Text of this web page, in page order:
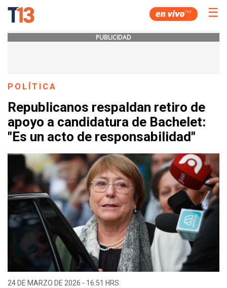
☰
PUBLICIDAD
POLÍTICA
Republicanos respaldan retiro de
apoyo a candidatura de Bachelet:
"Es un acto de responsabilidad"
24 DE MARZO DE 2026 - 16:51 HRS.